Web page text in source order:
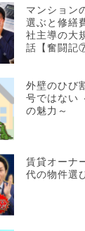
マンション
選ぶと修繕
社主導の大
話【奮闘記
外壁のひび
号ではない
の魅力～
賃貸オーナ
代の物件選